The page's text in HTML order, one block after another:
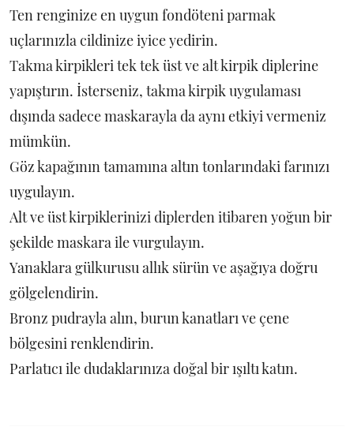
Ten renginize en uygun fondöteni parmak
uçlarınızla cildinize iyice yedirin.
Takma kirpikleri tek tek üst ve alt kirpik diplerine
yapıştırın. İsterseniz, takma kirpik uygulaması
dışında sadece maskarayla da aynı etkiyi vermeniz
mümkün.
Göz kapağının tamamına altın tonlarındaki farınızı
uygulayın.
Alt ve üst kirpiklerinizi diplerden itibaren yoğun bir
şekilde maskara ile vurgulayın.
Yanaklara gülkurusu allık sürün ve aşağıya doğru
gölgelendirin.
Bronz pudrayla alın, burun kanatları ve çene
bölgesini renklendirin.
Parlatıcı ile dudaklarınıza doğal bir ışıltı katın.